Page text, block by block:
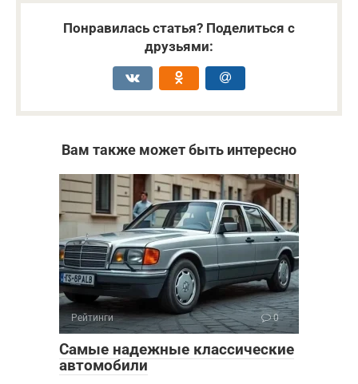
Понравилась статья? Поделиться с
друзьями:
Вам также может быть интересно
Рейтинги 0
Самые надежные классические
автомобили